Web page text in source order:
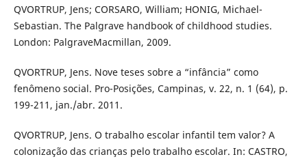
QVORTRUP, Jens; CORSARO, William; HONIG, Michael-
Sebastian. The Palgrave handbook of childhood studies.
London: PalgraveMacmillan, 2009.
QVORTRUP, Jens. Nove teses sobre a “infância” como
fenômeno social. Pro-Posições, Campinas, v. 22, n. 1 (64), p.
199-211, jan./abr. 2011.
QVORTRUP, Jens. O trabalho escolar infantil tem valor? A
colonização das crianças pelo trabalho escolar. In: CASTRO,